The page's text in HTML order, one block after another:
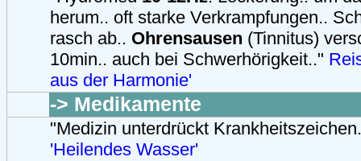
herum.. oft starke Verkrampfungen..
rasch ab.. Ohrensausen (Tinnitus)
10min.. auch bei Schwerhörigkeit.."
aus der Harmonie'
-> Medikamente
"Medizin unterdrückt
'Heilendes Wasser'